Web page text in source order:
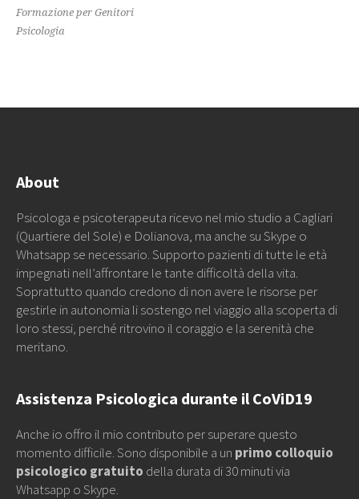
Formazione per Genitori
Psicologia
About
Psicologa e psicoterapeuta ricevo nel mio studio a Cagliari
(Quartiere del Sole) e Dolianova, ma anche su Skype o
Whatsapp se necessario. Supporto pazienti di tutte le età
impegnati nell’affrontare le tante difficoltà della vita.
Soprattutto quando credono di non avere le risorse per
gestirle in autonomia li sostengo nel viaggio alla scoperta di
loro stessi, perché ritrovino il coraggio e la serenità che
meritano.
Assistenza Psicologica durante il CoViD19
Anche io offro il mio contributo per superare questo
momento difficile. Sono disponibile a un primo colloquio
psicologico gratuito della durata di 30 minuti via
Whatsapp o Skype.